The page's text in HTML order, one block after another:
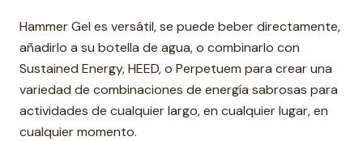
Hammer Gel es versátil, se puede beber directamente,
añadirlo a su botella de agua, o combinarlo con
Sustained Energy, HEED, o Perpetuem para crear una
variedad de combinaciones de energía sabrosas para
actividades de cualquier largo, en cualquier lugar, en
cualquier momento.